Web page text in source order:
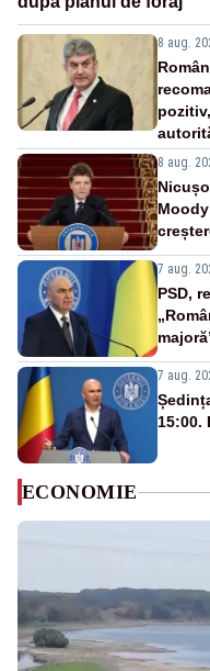
8 aug.
8 aug.
7 aug.
PSD,
7 aug.
15:00.
ECONOMIE